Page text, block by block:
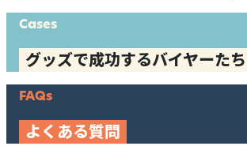
Cases
グッズで成功するバイヤーたち
FAQs
よくある質問